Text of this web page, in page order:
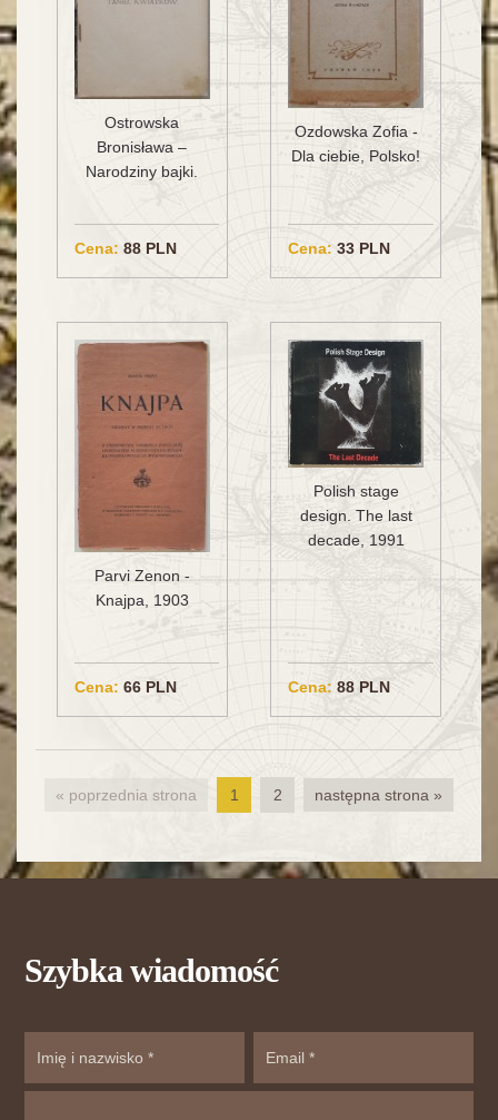
Ostrowska
Bronisława –
Narodziny bajki.
Cena: 88 PLN
Ozdowska Zofia -
Dla ciebie, Polsko!
Cena: 33 PLN
Parvi Zenon -
Knajpa, 1903
Cena: 66 PLN
Polish stage
design. The last
decade, 1991
Cena: 88 PLN
« poprzednia strona 1 2 następna strona »
Szybka wiadomość